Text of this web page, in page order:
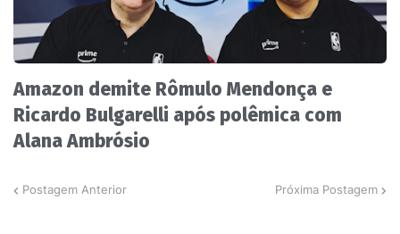
Amazon demite Rômulo Mendonça e
Ricardo Bulgarelli após polêmica com
Alana Ambrósio
Postagem Anterior Próxima Postagem